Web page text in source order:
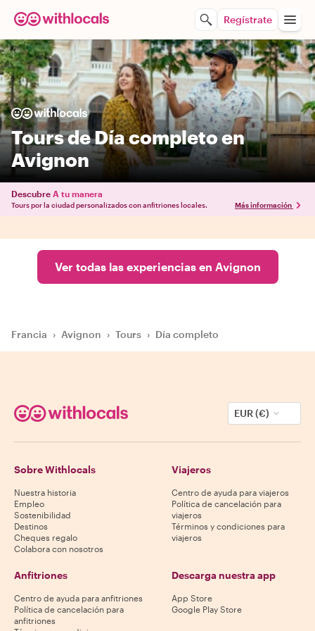
Regístrate
Tours de Día completo en
Avignon
Descubre A tu manera
Tours por la ciudad personalizados con anfitriones locales. Más información
Ver todas las experiencias en Avignon
Francia › Avignon › Tours › Día completo
EUR (€)
Sobre Withlocals
Nuestra historia
Empleo
Sostenibilidad
Destinos
Cheques regalo
Colabora con nosotros
Viajeros
Centro de ayuda para viajeros
Política de cancelación para
viajeros
Términos y condiciones para
viajeros
Anfitriones
Centro de ayuda para anfitriones
Política de cancelación para
anfitriones
Descarga nuestra app
App Store
Google Play Store